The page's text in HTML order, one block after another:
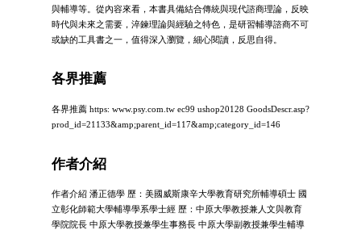
與輔導等。從內容來看，本書具備結合傳統與現代諮商理論，反映
時代與未來之需要，淬鍊理論與經驗之特色，是研習輔導諮商不可
或缺的工具書之一，值得深入瀏覽，細心閱讀，反思自得。
各界推薦
各界推薦 https: www.psy.com.tw ec99 ushop20128 GoodsDescr.asp?
prod_id=21133&amp;parent_id=117&amp;category_id=146
作者介紹
作者介紹 潘正德學 歷：美國威斯康辛大學教育研究所輔導碩士 國
立彰化師範大學輔導學系學士經 歷：中原大學教授兼人文與教育
學院院長 中原大學教授兼學生事務長 中原大學副教授兼學生輔導